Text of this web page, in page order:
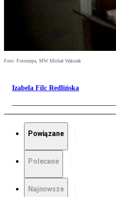
Foto: Fotorzepa, MW Michał Walczak
Izabela Filc Redlińska
Powiązane
Polecane
Najnowsze